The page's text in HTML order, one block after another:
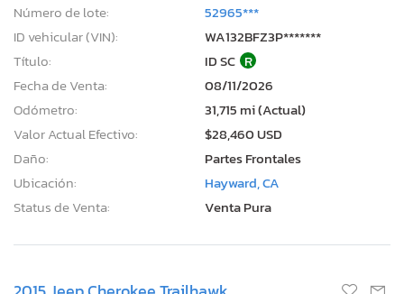
Número de lote:
52965***
ID vehicular (VIN):
WA132BFZ3P*******
Título:
ID SC R
Fecha de Venta:
08/11/2026
Odómetro:
31,715 mi (Actual)
Valor Actual Efectivo:
$28,460 USD
Daño:
Partes Frontales
Ubicación:
Hayward, CA
Status de Venta:
Venta Pura